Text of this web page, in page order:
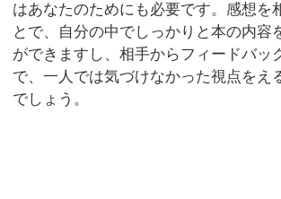
はあなたのためにも必要です。感想を
とで、自分の中でしっかりと本の内容
ができますし、相手からフィードバッ
で、一人では気づけなかった視点をえ
でしょう。